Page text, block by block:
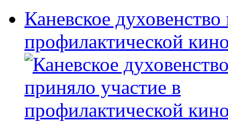
Каневское
профилактической